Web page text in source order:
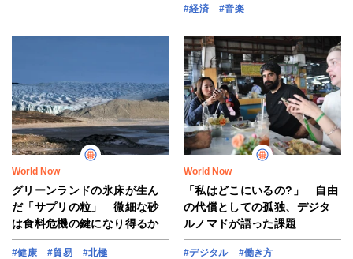
#経済
#音楽
World Now
グリーンランドの氷床が生ん
だ「サプリの粒」 微細な砂
は食料危機の鍵になり得るか
#健康 #貿易
#北極
World Now
「私はどこにいるの?」 自由
の代償としての孤独、デジタ
ルノマドが語った課題
#デジタル #働き方